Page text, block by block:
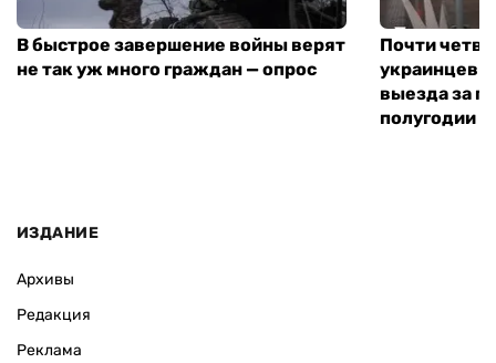
В быстрое завершение войны верят
не так уж много граждан — опрос
Почти
украинцев
выезда за
полугодии
ИЗДАНИЕ
Архивы
Редакция
Реклама